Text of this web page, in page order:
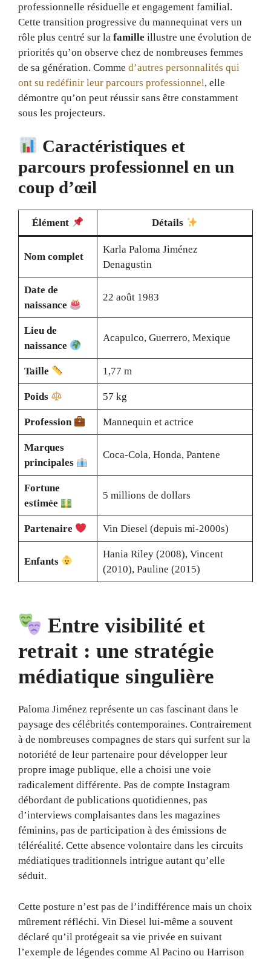
professionnelle résiduelle et engagement familial.
Cette transition progressive du mannequinat vers un
rôle plus centré sur la famille illustre une évolution de
priorités qu’on observe chez de nombreuses femmes
de sa génération. Comme d’autres personnalités qui
ont su redéfinir leur parcours professionnel, elle
démontre qu’on peut réussir sans être constamment
sous les projecteurs.
Caractéristiques et
parcours professionnel en un
coup d’œil
Élément Détails
Nom complet
Karla Paloma Jiménez
Denagustin
Date de
naissance
22 août 1983
Lieu de
naissance
Acapulco, Guerrero, Mexique
Taille 1,77 m
Poids 57 kg
Profession Mannequin et actrice
Marques
principales
Coca-Cola, Honda, Pantene
Fortune
estimée
5 millions de dollars
Partenaire Vin Diesel (depuis mi-2000s)
Enfants
Hania Riley (2008), Vincent
(2010), Pauline (2015)
Entre visibilité et
retrait : une stratégie
médiatique singulière
Paloma Jiménez représente un cas fascinant dans le
paysage des célébrités contemporaines. Contrairement
à de nombreuses compagnes de stars qui surfent sur la
notoriété de leur partenaire pour développer leur
propre image publique, elle a choisi une voie
radicalement différente. Pas de compte Instagram
débordant de publications quotidiennes, pas
d’interviews complaisantes dans les magazines
féminins, pas de participation à des émissions de
téléréalité. Cette absence volontaire dans les circuits
médiatiques traditionnels intrigue autant qu’elle
séduit.
Cette posture n’est pas de l’indifférence mais un choix
mûrement réfléchi. Vin Diesel lui-même a souvent
déclaré qu’il protégeait sa vie privée en suivant
l’exemple de légendes comme Al Pacino ou Harrison